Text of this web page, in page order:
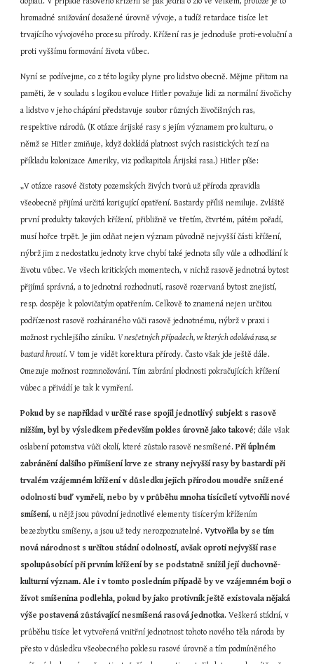
hromadné snižování dosažené úrovně vývoje, a tudíž retardace tisíce let
trvajícího vývojového procesu přírody. Křížení ras je jednoduše proti-evoluční a
proti vyššímu formování života vůbec.
Nyní se podívejme, co z této logiky plyne pro lidstvo obecně. Mějme přitom na
paměti, že v souladu s logikou evoluce Hitler považuje lidi za normální živočichy
a lidstvo v jeho chápání představuje soubor různých živočišných ras,
respektive národů. (K otázce árijské rasy s jejím významem pro kulturu, o
němž se Hitler zmiňuje, když dokládá platnost svých rasistických tezí na
příkladu kolonizace Ameriky, viz podkapitola Árijská rasa.) Hitler píše:
„V otázce rasové čistoty pozemských živých tvorů už příroda zpravidla
všeobecně přijímá určitá korigující opatření. Bastardy příliš nemiluje. Zvláště
první produkty takových křížení, přibližně ve třetím, čtvrtém, pátém pořadí,
musí hořce trpět. Je jim odňat nejen význam původně nejvyšší části křížení,
nýbrž jim z nedostatku jednoty krve chybí také jednota síly vůle a odhodlání k
životu vůbec. Ve všech kritických momentech, v nichž rasově jednotná bytost
přijímá správná, a to jednotná rozhodnutí, rasově rozervaná bytost znejistí,
resp. dospěje k polovičatým opatřením. Celkově to znamená nejen určitou
podřízenost rasově rozháraného vůči rasově jednotnému, nýbrž v praxi i
možnost rychlejšího zániku. V nesčetných případech, ve kterých odolává rasa, se
bastard hroutí. V tom je vidět korektura přírody. Často však jde ještě dále.
Omezuje možnost rozmnožování. Tím zabrání plodnosti pokračujících křížení
vůbec a přivádí je tak k vymření.
Pokud by se například v určité rase spojil jednotlivý subjekt s rasově
nižším, byl by výsledkem především pokles úrovně jako takové; dále však
oslabení potomstva vůči okolí, které zůstalo rasově nesmíšené. Při úplném
zabránění dalšího přimíšení krve ze strany nejvyšší rasy by bastardi při
trvalém vzájemném křížení v důsledku jejich přírodou moudře snížené
odolnosti buď vymřeli, nebo by v průběhu mnoha tisíciletí vytvořili nové
smíšení, u nějž jsou původní jednotlivé elementy tisícerým křížením
bezezbytku smíšeny, a jsou už tedy nerozpoznatelné. Vytvořila by se tím
nová národnost s určitou stádní odolností, avšak oproti nejvyšší rase
spolupůsobící při prvním křížení by se podstatně snížil její duchovně-
kulturní význam. Ale i v tomto posledním případě by ve vzájemném boji o
život smíšenina podlehla, pokud by jako protivník ještě existovala nějaká
výše postavená zůstávající nesmíšená rasová jednotka. Veškerá stádní, v
průběhu tisíce let vytvořená vnitřní jednotnost tohoto nového těla národa by
přesto v důsledku všeobecného poklesu rasové úrovně a tím podmíněného